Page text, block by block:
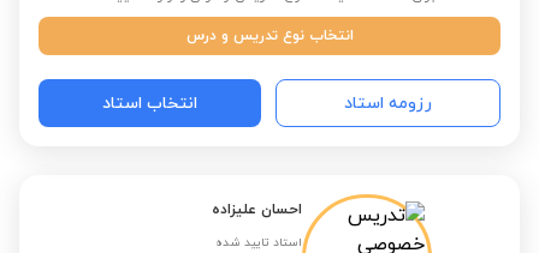
انتخاب نوع تدریس و درس
رزومه استاد انتخاب استاد
احسان علیزاده
استاد تایید شده